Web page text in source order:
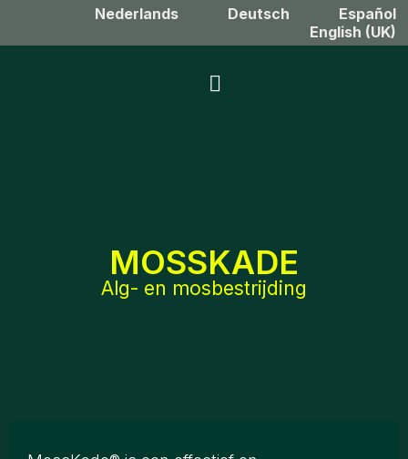
Nederlands Deutsch
Español
English (UK)
MOSSKADE
Alg- en mosbestrijding